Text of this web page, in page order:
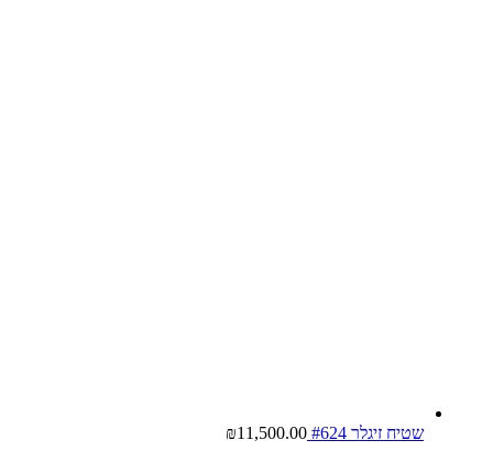
שטיח זיגלר #624 ₪11,500.00